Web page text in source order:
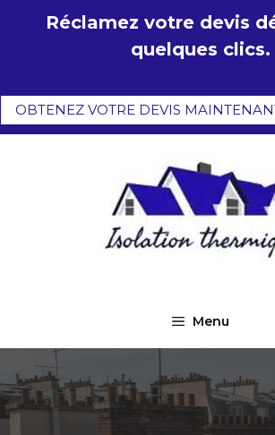
Réclamez votre devis
quelques clics.
OBTENEZ VOTRE DEVIS
Menu